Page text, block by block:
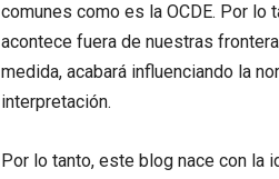
comunes como es la OCDE. Por lo
acontece fuera de nuestras
medida, acabará influenciando la
interpretación.
Por lo tanto, este blog nace con la